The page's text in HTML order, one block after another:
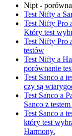
Nipt -
Test Nifty a
Test Nifty Pro
Który test
Test Nifty Pro
testów
Test Nifty a
porównanie
Test Sanco a
czy są
Test Sanco a
Sanco z
Test Sanco a
który test
Harmony.